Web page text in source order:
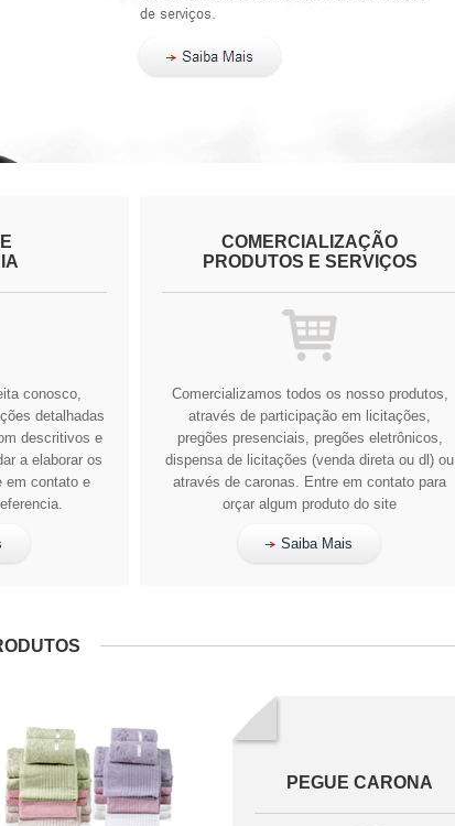
conosco,
detalhadas
descritivos e
a elaborar os
em contato e
COMERCIALIZAÇÃO
PRODUTOS E SERVIÇOS
Comercializamos todos os nosso produtos,
através de participação em licitações,
pregões presenciais, pregões eletrônicos,
dispensa de licitações (venda direta ou dl) ou
através de caronas. Entre em contato para
orçar algum produto do site
Saiba Mais
PEGUE CARONA